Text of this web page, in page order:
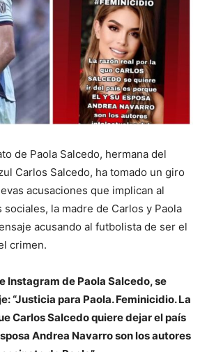
de Paola Salcedo, hermana del
Carlos Salcedo, ha tomado un giro
acusaciones que implican al
la madre de Carlos y Paola
acusando al futbolista de ser el
crimen.
Instagram de Paola Salcedo, se
“Justicia para Paola. Feminicidio. La
Carlos Salcedo quiere dejar el país
Andrea Navarro son los autores